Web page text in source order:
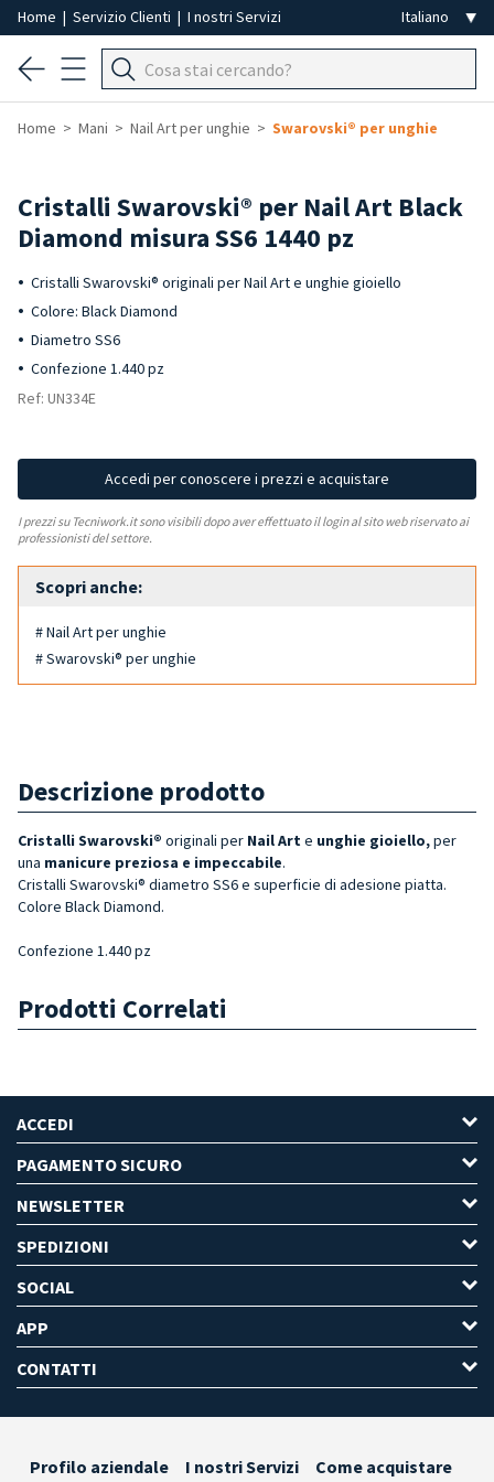
Home | Servizio Clienti | I nostri Servizi
Home Mani Nail Art per unghie Swarovski® per unghie
Cristalli Swarovski® per Nail Art Black
Diamond misura SS6 1440 pz
Cristalli Swarovski® originali per Nail Art e unghie gioiello
Colore: Black Diamond
Diametro SS6
Confezione 1.440 pz
Ref: UN334E
Accedi per conoscere i prezzi e acquistare
I prezzi su Tecniwork.it sono visibili dopo aver effettuato il login al sito web riservato ai
professionisti del settore.
Scopri anche:
# Nail Art per unghie
# Swarovski® per unghie
Descrizione prodotto
Cristalli Swarovski® originali per Nail Art e unghie gioiello,per
una manicure preziosa e impeccabile.
Cristalli Swarovski® diametro SS6 e superficie di adesione piatta.
Colore Black Diamond.
Confezione 1.440 pz
Prodotti Correlati
ACCEDI
PAGAMENTO SICURO
NEWSLETTER
SPEDIZIONI
SOCIAL
APP
CONTATTI
Profilo aziendale I nostri Servizi Come acquistare